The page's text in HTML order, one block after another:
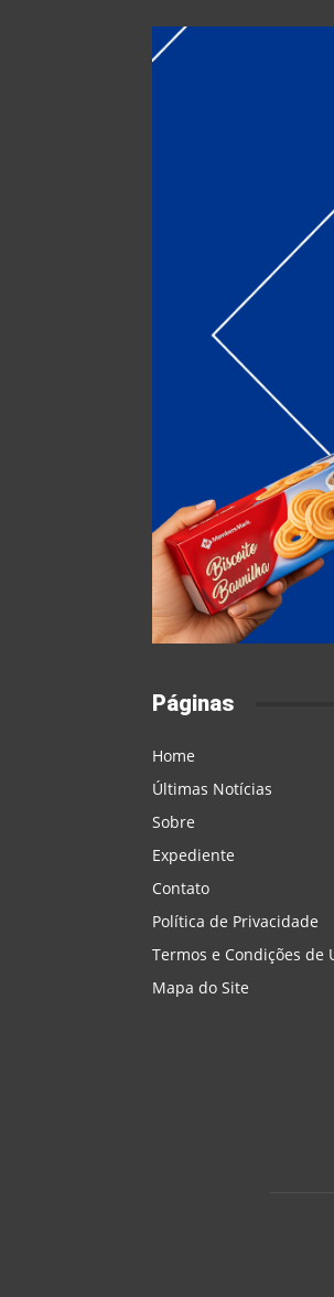
Páginas
Home
Últimas Notícias
Sobre
Expediente
Contato
Política de Privacidade
Termos e Condições de
Mapa do Site